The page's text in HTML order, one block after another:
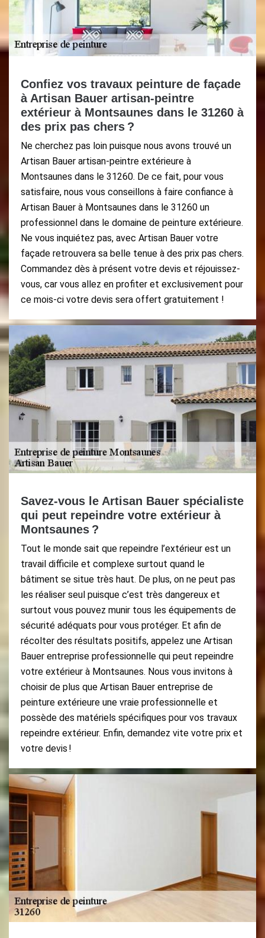
Confiez vos travaux peinture de façade
à Artisan Bauer artisan-peintre
extérieur à Montsaunes dans le 31260 à
des prix pas chers ?
Ne cherchez pas loin puisque nous avons trouvé un
Artisan Bauer artisan-peintre extérieure à
Montsaunes dans le 31260. De ce fait, pour vous
satisfaire, nous vous conseillons à faire confiance à
Artisan Bauer à Montsaunes dans le 31260 un
professionnel dans le domaine de peinture extérieure.
Ne vous inquiétez pas, avec Artisan Bauer votre
façade retrouvera sa belle tenue à des prix pas chers.
Commandez dès à présent votre devis et réjouissez-
vous, car vous allez en profiter et exclusivement pour
ce mois-ci votre devis sera offert gratuitement !
Savez-vous le Artisan Bauer spécialiste
qui peut repeindre votre extérieur à
Montsaunes ?
Tout le monde sait que repeindre l’extérieur est un
travail difficile et complexe surtout quand le
bâtiment se situe très haut. De plus, on ne peut pas
les réaliser seul puisque c’est très dangereux et
surtout vous pouvez munir tous les équipements de
sécurité adéquats pour vous protéger. Et afin de
récolter des résultats positifs, appelez une Artisan
Bauer entreprise professionnelle qui peut repeindre
votre extérieur à Montsaunes. Nous vous invitons à
choisir de plus que Artisan Bauer entreprise de
peinture extérieure une vraie professionnelle et
possède des matériels spécifiques pour vos travaux
repeindre extérieur. Enfin, demandez vite votre prix et
votre devis !